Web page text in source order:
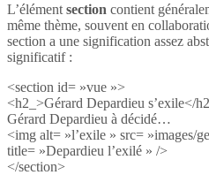
L’élément section contient
même thème, souvent en
section a une signification assez
significatif :
<section id= »vue »>
<h2_>Gérard Depardieu s’exile</
Gérard Depardieu à décidé…
<img alt= »l’exile » src= »images/
title= »Depardieu l’exilé » />
</section>